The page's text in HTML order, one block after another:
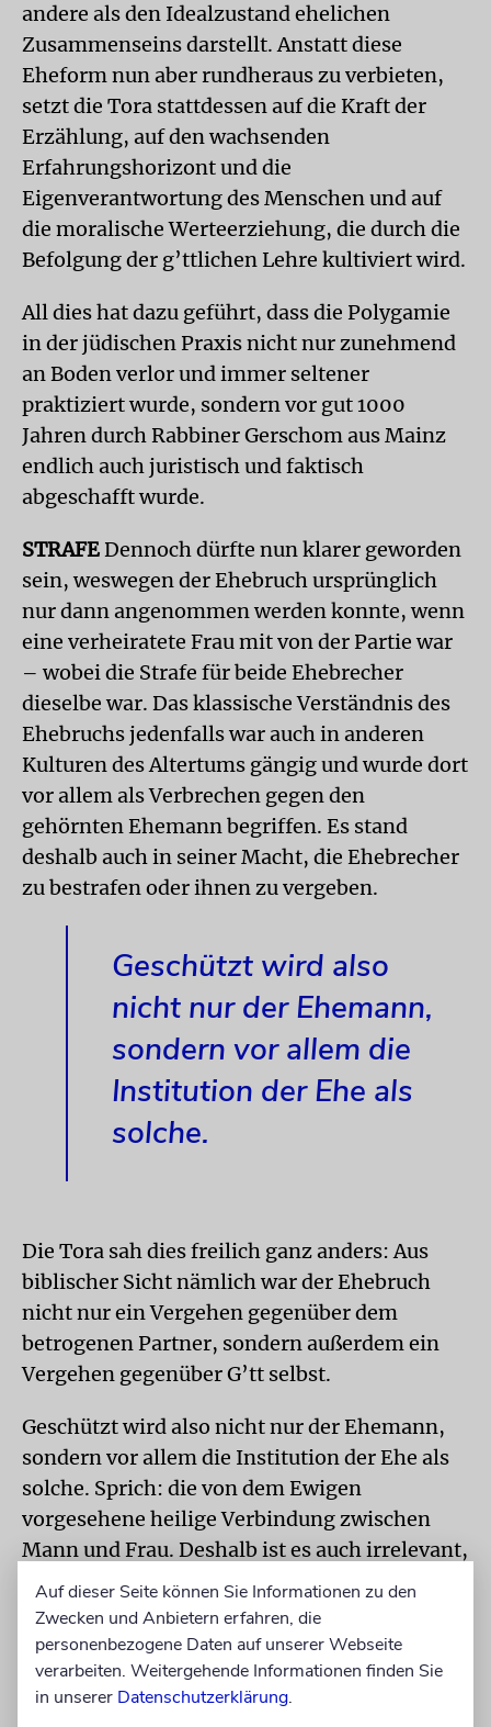
andere als den Idealzustand ehelichen
Zusammenseins darstellt. Anstatt diese
Eheform nun aber rundheraus zu verbieten,
setzt die Tora stattdessen auf die Kraft der
Erzählung, auf den wachsenden
Erfahrungshorizont und die
Eigenverantwortung des Menschen und auf
die moralische Werteerziehung, die durch die
Befolgung der g’ttlichen Lehre kultiviert wird.
All dies hat dazu geführt, dass die Polygamie
in der jüdischen Praxis nicht nur zunehmend
an Boden verlor und immer seltener
praktiziert wurde, sondern vor gut 1000
Jahren durch Rabbiner Gerschom aus Mainz
endlich auch juristisch und faktisch
abgeschafft wurde.
STRAFEDennoch dürfte nun klarer geworden
sein, weswegen der Ehebruch ursprünglich
nur dann angenommen werden konnte, wenn
eine verheiratete Frau mit von der Partie war
– wobei die Strafe für beide Ehebrecher
dieselbe war. Das klassische Verständnis des
Ehebruchs jedenfalls war auch in anderen
Kulturen des Altertums gängig und wurde dort
vor allem als Verbrechen gegen den
gehörnten Ehemann begriffen. Es stand
deshalb auch in seiner Macht, die Ehebrecher
zu bestrafen oder ihnen zu vergeben.
Geschützt wird also
nicht nur der Ehemann,
sondern vor allem die
Institution der Ehe als
solche.
Die Tora sah dies freilich ganz anders: Aus
biblischer Sicht nämlich war der Ehebruch
nicht nur ein Vergehen gegenüber dem
betrogenen Partner, sondern außerdem ein
Vergehen gegenüber G’tt selbst.
Geschützt wird also nicht nur der Ehemann,
sondern vor allem die Institution der Ehe als
solche. Sprich: die von dem Ewigen
vorgesehene heilige Verbindung zwischen
Mann und Frau. Deshalb ist es auch irrelevant,
ob ein Partner von dem Ehebruch erfährt oder
nicht. Und es ist genauso irrelevant, ob er
vorher einwilligt oder ihn später verzeiht.
Denn was in jedem Fall Schaden nimmt, ist
die Ehe als Institution.
Auf dieser Seite können Sie Informationen zu den
Zwecken und Anbietern erfahren, die
personenbezogene Daten auf unserer Webseite
verarbeiten. Weitergehende Informationen finden Sie
in unserer Datenschutzerklärung.